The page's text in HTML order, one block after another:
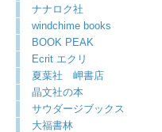
ナナロク社
windchime books
BOOK PEAK
Ecrit エクリ
夏葉社 岬書店
晶文社の本
サウダージブックス
大福書林